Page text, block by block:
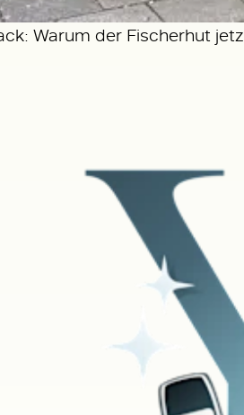
Warum der Fischerhut